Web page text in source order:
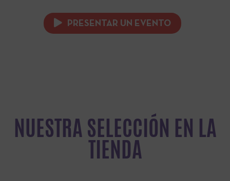
PRESENTAR UN EVENTO
NUESTRA SELECCIÓN EN LA
TIENDA